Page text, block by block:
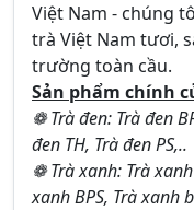
Việt Nam - chúng
trà Việt Nam tươi,
trường toàn cầu.
Sản phẩm chính
❁ Trà đen: Trà đen
đen TH, Trà đen PS,..
❁ Trà xanh: Trà
xanh BPS, Trà xanh